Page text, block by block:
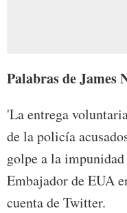
Palabras de James
'La entrega
de la policía
golpe a la
Embajador de EUA
cuenta de Twitter.